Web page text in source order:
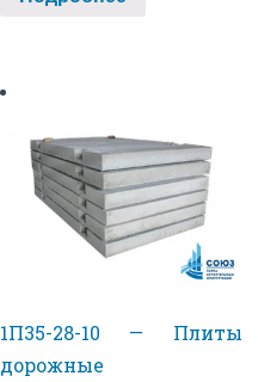
1П35-28-10 — Плиты
дорожные